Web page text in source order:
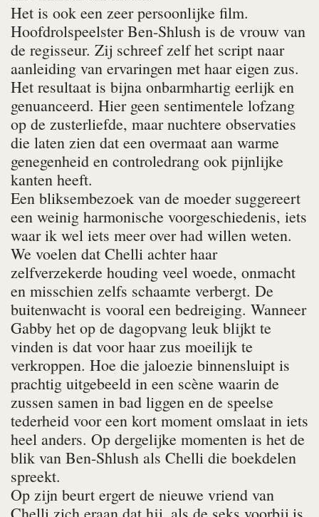
Het is ook een zeer persoonlijke film.
Hoofdrolspeelster Ben-Shlush is de vrouw van
de regisseur. Zij schreef zelf het script naar
aanleiding van ervaringen met haar eigen zus.
Het resultaat is bijna onbarmhartig eerlijk en
genuanceerd. Hier geen sentimentele lofzang
op de zusterliefde, maar nuchtere observaties
die laten zien dat een overmaat aan warme
genegenheid en contro­le­drang ook pijnlijke
kanten heeft.
Een bliksembezoek van de moeder suggereert
een weinig harmonische voorgeschiedenis, iets
waar ik wel iets meer over had willen weten.
We voelen dat Chelli achter haar
zelfverzekerde houding veel woede, onmacht
en misschien zelfs schaamte verbergt. De
buitenwacht is vooral een bedreiging. Wanneer
Gabby het op de dagopvang leuk blijkt te
vinden is dat voor haar zus moeilijk te
verkroppen. Hoe die jaloezie binnensluipt is
prachtig uitgebeeld in een scène waarin de
zussen samen in bad liggen en de speelse
tederheid voor een kort moment omslaat in iets
heel anders. Op dergelijke momenten is het de
blik van Ben-Shlush als Chelli die boekdelen
spreekt.
Op zijn beurt ergert de nieuwe vriend van